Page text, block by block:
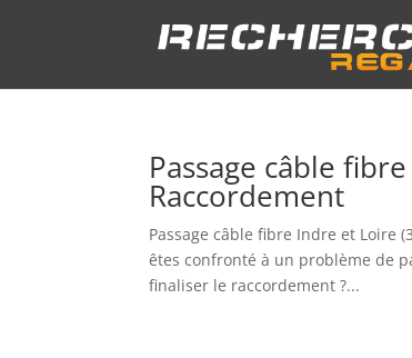
Passage câble
Raccordement
Passage câble fibre Indre et Loire
êtes confronté à un problème de
finaliser le raccordement ?...